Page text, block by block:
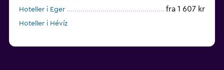
Hoteller i Eger fra 1 607 kr
Hoteller i Hévíz